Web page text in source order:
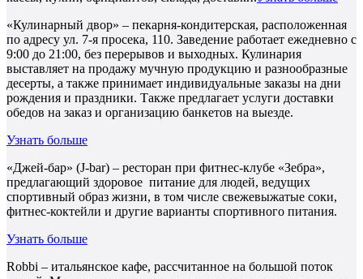
«Кулинарный двор» – пекарня-кондитерская, расположенная
по адресу ул. 7-я просека, 110. Заведение работает ежедневно с
9:00 до 21:00, без перерывов и выходных. Кулинария
выставляет на продажу мучную продукцию и разнообразные
десерты, а также принимает индивидуальные заказы на дни
рождения и праздники. Также предлагает услуги доставки
обедов на заказ и организацию банкетов на выезде.
Узнать больше
«Джей-бар» (J-bar) – ресторан при фитнес-клубе «Зебра»,
предлагающий здоровое питание для людей, ведущих
спортивный образ жизни, в том числе свежевыжатые соки,
фитнес-коктейли и другие варианты спортивного питания.
Узнать больше
Robbi – итальянское кафе, рассчитанное на большой поток